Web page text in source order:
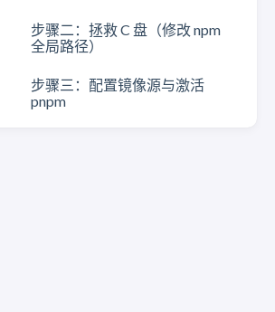
步骤二：拯救 C 盘（修改 npm
全局路径）
步骤三：配置镜像源与激活
pnpm